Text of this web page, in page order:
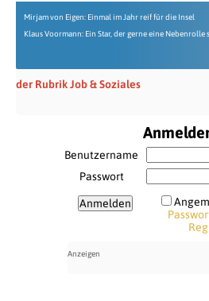
Mirjam von Eigen: Einmal im Jahr reif für die Insel
Klaus Voormann: Ein Star, der gerne eine Nebenrolle
der Rubrik Job & Soziales
Benutzername
Passwort